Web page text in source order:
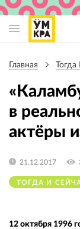
навигации
Главная
в
актёры
ТОГДА И
21.12.2017
12 октября 1996